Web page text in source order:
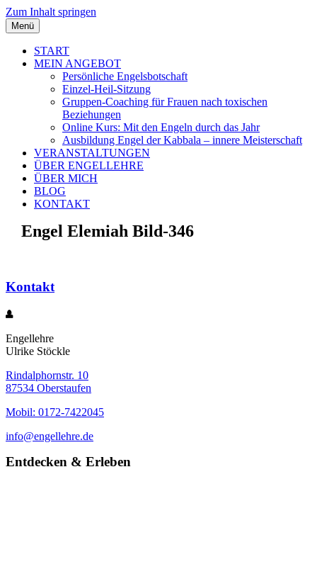
Zum Inhalt springen
Menü
START
MEIN ANGEBOT
Persönliche Engelsbotschaft
Einzel-Heil-Sitzung
Gruppen-Coaching für Frauen nach toxischen
Beziehungen
Online Kurs: Mit den Engeln durch das Jahr
Ausbildung Engel der Kabbala – innere Meisterschaft
VERANSTALTUNGEN
ÜBER ENGELLEHRE
ÜBER MICH
BLOG
KONTAKT
Engel Elemiah Bild-346
Kontakt
Engellehre
Ulrike Stöckle
Rindalphornstr. 10
87534 Oberstaufen
Mobil: 0172-7422045
info@engellehre.de
Entdecken & Erleben